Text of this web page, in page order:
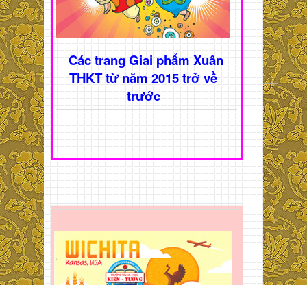
Các trang Giai phẩm Xuân
THKT từ năm 2015 trở về
trước